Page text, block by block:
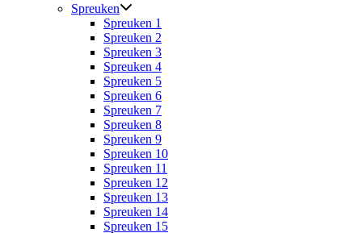
Spreuken
Spreuken 1
Spreuken 2
Spreuken 3
Spreuken 4
Spreuken 5
Spreuken 6
Spreuken 7
Spreuken 8
Spreuken 9
Spreuken 10
Spreuken 11
Spreuken 12
Spreuken 13
Spreuken 14
Spreuken 15